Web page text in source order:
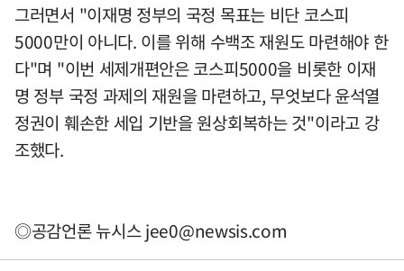
그러면서 "이재명 정부의 국정 목표는 비단 코스피
5000만이 아니다. 이를 위해 수백조 재원도 마련해야 한
다"며 "이번 세제개편안은 코스피5000을 비롯한 이재
명 정부 국정 과제의 재원을 마련하고, 무엇보다 윤석열
정권이 훼손한 세입 기반을 원상회복하는 것"이라고 강
조했다.
◎공감언론 뉴시스jee0@newsis.com